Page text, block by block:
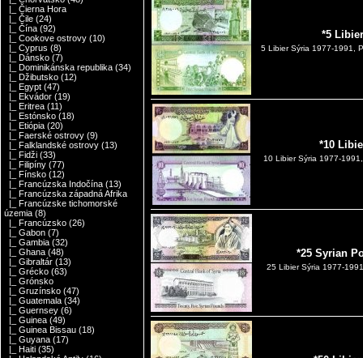
|_ Čierna Hora
|_ Čile (24)
|_ Čína (92)
|_ Cookove ostrovy (10)
|_ Cyprus (8)
|_ Dánsko (7)
|_ Dominikánska republika (34)
|_ Džibutsko (12)
|_ Egypt (47)
|_ Ekvádor (19)
|_ Eritrea (11)
|_ Estónsko (18)
|_ Etiópia (20)
|_ Faerské ostrovy (9)
|_ Falklandské ostrovy (13)
|_ Fidži (33)
|_ Filipíny (77)
|_ Fínsko (12)
|_ Francúzska Indočína (13)
|_ Francúzska západná Afrika
|_ Francúzske tichomorské
územia (8)
|_ Francúzsko (26)
|_ Gabon (7)
|_ Gambia (32)
|_ Ghana (48)
|_ Gibraltár (13)
|_ Grécko (63)
|_ Grónsko
|_ Gruzínsko (47)
|_ Guatemala (34)
|_ Guernsey (6)
|_ Guinea (49)
|_ Guinea Bissau (18)
|_ Guyana (17)
|_ Haiti (35)
*5
5 Libier Sýria 1977-1991,
*10
10 Libier Sýria 1977-
*25 Syrian
25 Libier Sýria 1977-